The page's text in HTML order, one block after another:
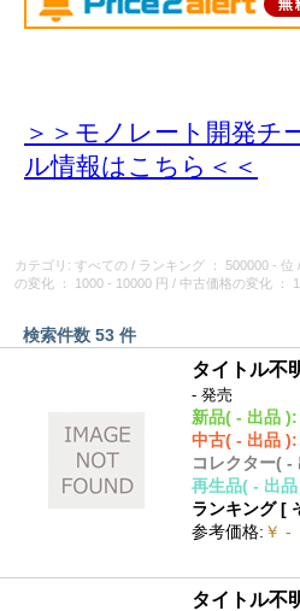
＞＞モノレート開発チ
ル情報はこちら＜＜
カテゴリ: すべての / ランキング ： 500000 - 位 /
の変化
： 1000 - 10000 円 / 中古価格の変化 ：
検索件数 53 件
タイトル不
- 発売
新品( - 出品 ):
中古( - 出品 ):
コレクター( -
再生品( - 出品
ランキング [
参考価格: ￥ -
タイトル不